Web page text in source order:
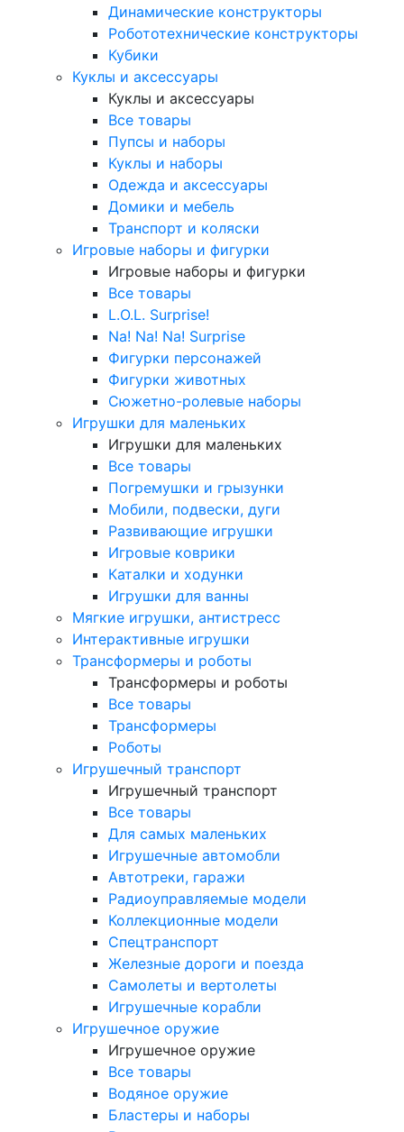
Динамические конструкторы
Робототехнические конструкторы
Кубики
Куклы и аксессуары
Куклы и аксессуары
Все товары
Пупсы и наборы
Куклы и наборы
Одежда и аксессуары
Домики и мебель
Транспорт и коляски
Игровые наборы и фигурки
Игровые наборы и фигурки
Все товары
L.O.L. Surprise!
Na! Na! Na! Surprise
Фигурки персонажей
Фигурки животных
Сюжетно-ролевые наборы
Игрушки для маленьких
Игрушки для маленьких
Все товары
Погремушки и грызунки
Мобили, подвески, дуги
Развивающие игрушки
Игровые коврики
Каталки и ходунки
Игрушки для ванны
Мягкие игрушки, антистресс
Интерактивные игрушки
Трансформеры и роботы
Трансформеры и роботы
Все товары
Трансформеры
Роботы
Игрушечный транспорт
Игрушечный транспорт
Все товары
Для самых маленьких
Игрушечные автомобли
Автотреки, гаражи
Радиоуправляемые модели
Коллекционные модели
Спецтранспорт
Железные дороги и поезда
Самолеты и вертолеты
Игрушечные корабли
Игрушечное оружие
Игрушечное оружие
Все товары
Водяное оружие
Бластеры и наборы